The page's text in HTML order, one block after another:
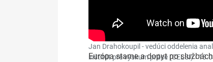
Jan Drahokoupil - vedúci oddelenia
inštitút pre výskum práce (CELSI) ·
Európa starne a dopyt po